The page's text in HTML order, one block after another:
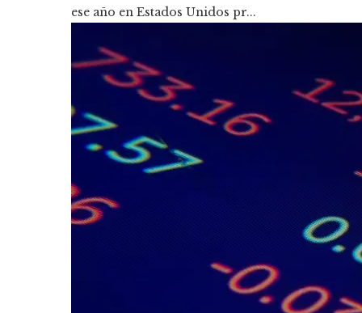
ese año en Estados Unidos pr...